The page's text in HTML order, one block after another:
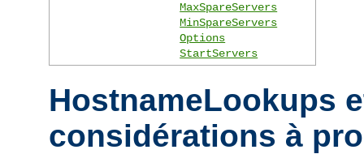
MaxSpareServers
MinSpareServers
Options
StartServers
HostnameLookups
considérations à